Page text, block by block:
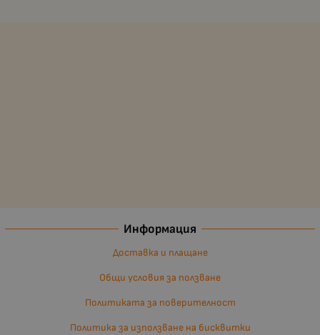
Информация
Доставка и плащане
Общи условия за ползване
Политиката за поверителност
Политика за използване на бисквитки